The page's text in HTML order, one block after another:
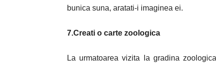
bunica suna, aratati-i imaginea ei.
7.Creati o carte zoologica
La urmatoarea vizita la gradina